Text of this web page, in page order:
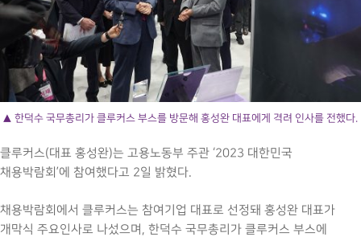
▲ 한덕수 국무총리가 클루커스 부스를 방문해 홍성완 대표에게 격려 인사를 전했다.
클루커스(대표 홍성완)는 고용노동부 주관 ‘2023 대한민국
채용박람회’에 참여했다고 2일 밝혔다.
채용박람회에서 클루커스는 참여기업 대표로 선정돼 홍성완 대표가
개막식 주요인사로 나섰으며, 한덕수 국무총리가 클루커스 부스에